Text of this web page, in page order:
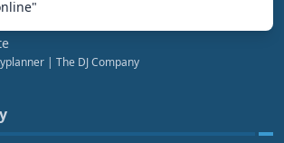
"
| The DJ Company